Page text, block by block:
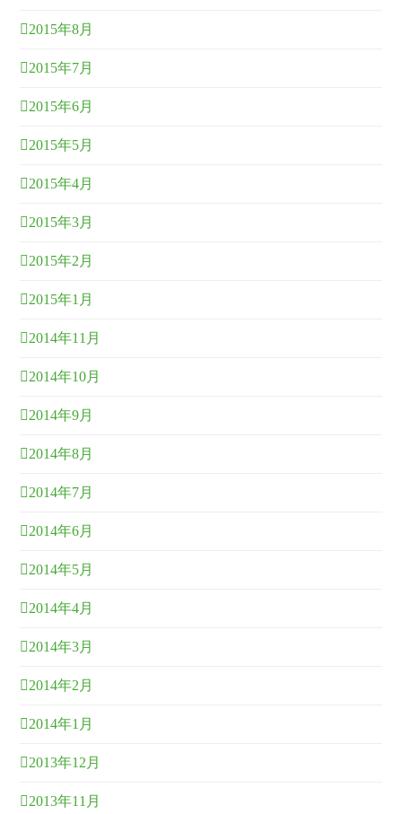
2015年8月
2015年7月
2015年6月
2015年5月
2015年4月
2015年3月
2015年2月
2015年1月
2014年11月
2014年10月
2014年9月
2014年8月
2014年7月
2014年6月
2014年5月
2014年4月
2014年3月
2014年2月
2014年1月
2013年12月
2013年11月